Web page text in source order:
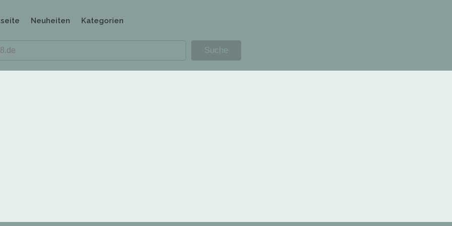
Neuheiten Kategorien